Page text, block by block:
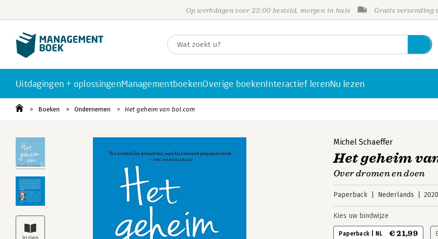
Op werkdagen voor 23:00 besteld, morgen in huis Gratis verzending
Uitdagingen + oplossingenManagementboekenOverige boekenInteractief lerenNu lezen
Boeken Ondernemen Het geheim van bol.com
Michel Schaeffer
Het geheim
Over dromen en doen
Paperback Nederlands 2020
Kies uw bindwijze
Paperback | NL € 21,99